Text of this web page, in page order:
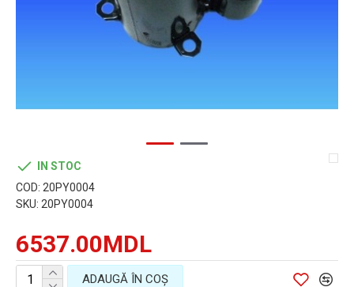
6537.00MDL
IN STOC
COD: 20PY0004
SKU: 20PY0004
ADAUGĂ ÎN COŞ